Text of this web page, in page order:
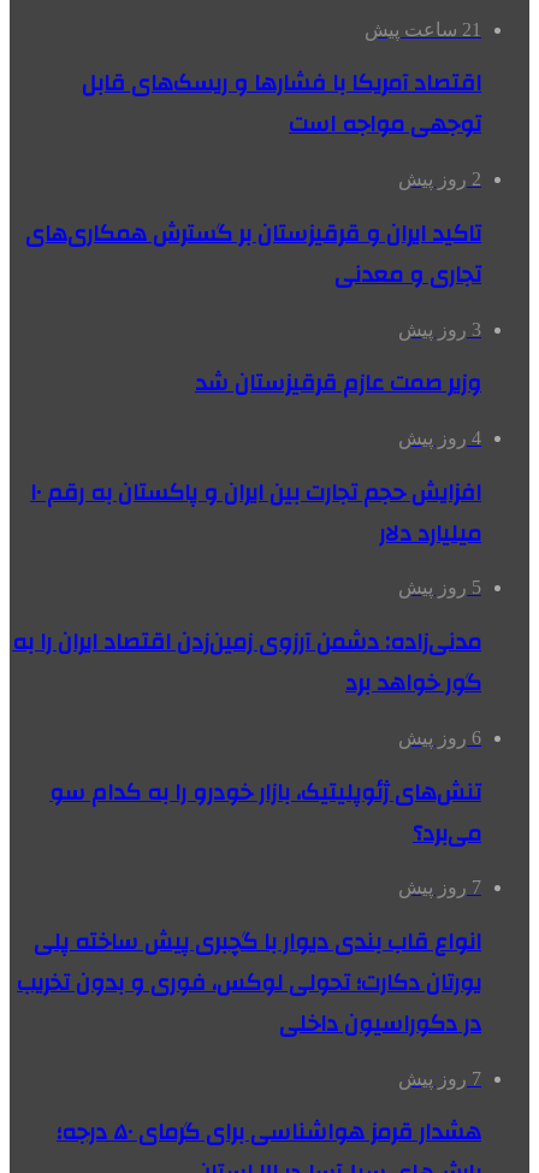
21 ساعت پیش
اقتصاد آمریکا با فشارها و ریسک‌های قابل
توجهی مواجه است
2 روز پیش
تاکید ایران و قرقیزستان بر گسترش همکاری‌های
تجاری و معدنی
3 روز پیش
وزیر صمت عازم قرقیزستان شد
4 روز پیش
افزایش حجم تجارت بین ایران و پاکستان به رقم ۱۰
میلیارد دلار
5 روز پیش
مدنی‌زاده: دشمن آرزوی زمین‌زدن اقتصاد ایران را به
گور خواهد برد
6 روز پیش
تنش‌های ژئوپلیتیک، بازار خودرو را به کدام سو
می‌برد؟
7 روز پیش
انواع قاب بندی دیوار با گچبری پیش ساخته پلی
یورتان دکارت؛ تحولی لوکس، فوری و بدون تخریب
در دکوراسیون داخلی
7 روز پیش
هشدار قرمز هواشناسی برای گرمای ۵۰ درجه؛